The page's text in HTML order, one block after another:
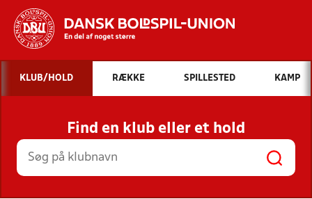
Hvad vil du søge efter?
INDHOLD OG NYHEDER
STILLINGER, RESULTATER, KLUBBER OG
HOLD
KLUB/HOLD RÆKKE SPILLESTED KAMP
Find en klub eller et hold